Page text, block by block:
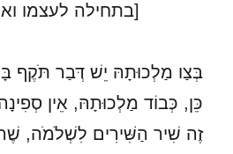
[בתחילה לעצמו
בְּצַו מַלְכוּתָהּ יֵשׁ דְּבַר תֹּקֶף
כֵּן, כְּבוֹד מַלְכוּתָהּ, אֵין
זֶה שִׁיר הַשִּׁירִים לִשְׁלֹמֹה,